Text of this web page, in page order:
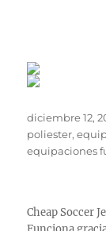
Publicado
el
diciembre 12,
poliester,
equipaciones
Cheap Soccer